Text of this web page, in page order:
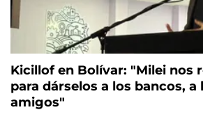
Kicillof en Bolívar: "Milei nos
para dárselos a los bancos, a
amigos"